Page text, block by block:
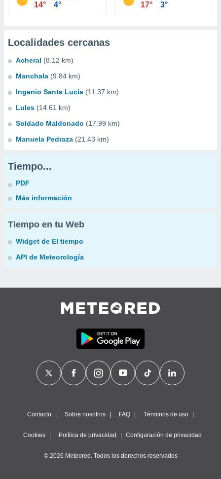
14° 4° 17° 3°
Localidades cercanas
Acheral (8.12 km)
Manchala (9.84 km)
Ingenio Santa Lucia (11.37 km)
Lules (14.61 km)
Soldado Maldonado (17.99 km)
Manuela Pedraza (21.43 km)
Tiempo...
PDF
Más información
Tiempo en tu Web
Widget de El tiempo
API de Meteorología
Contacto Sobre nosotros FAQ Términos de uso
Cookies Política de privacidad Configuración de privacidad
© 2026 Meteored. Todos los derechos reservados